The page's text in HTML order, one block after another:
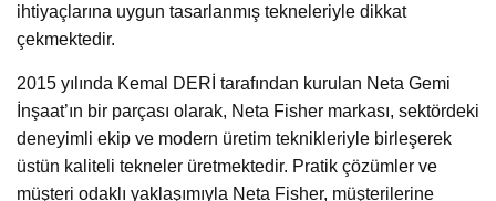
ihtiyaçlarına uygun tasarlanmış tekneleriyle dikkat
çekmektedir.
2015 yılında Kemal DERİ tarafından kurulan Neta Gemi
İnşaat’ın bir parçası olarak, Neta Fisher markası, sektördeki
deneyimli ekip ve modern üretim teknikleriyle birleşerek
üstün kaliteli tekneler üretmektedir. Pratik çözümler ve
müşteri odaklı yaklaşımıyla Neta Fisher, müşterilerine